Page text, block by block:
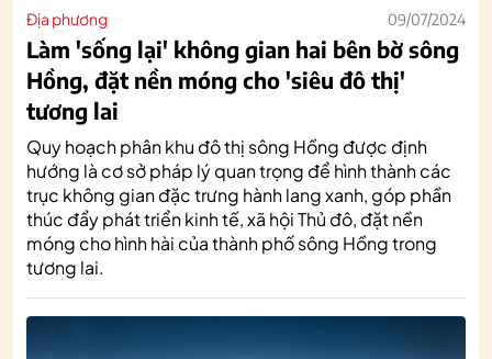
Địa phương 09/07/2024
Làm 'sống lại' không gian hai bên bờ sông
Hồng, đặt nền móng cho 'siêu đô thị'
tương lai
Quy hoạch phân khu đô thị sông Hồng được định
hướng là cơ sở pháp lý quan trọng để hình thành các
trục không gian đặc trưng hành lang xanh, góp phần
thúc đẩy phát triển kinh tế, xã hội Thủ đô, đặt nền
móng cho hình hài của thành phố sông Hồng trong
tương lai.